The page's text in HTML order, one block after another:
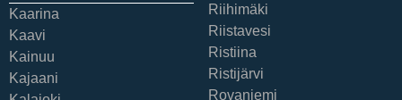
Kaarina
Kaavi
Kainuu
Kajaani
Riihimäki
Riistavesi
Ristiina
Ristijärvi
Rovaniemi